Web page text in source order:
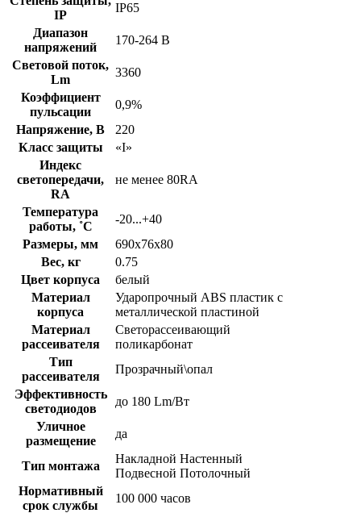
IP
IP65
Диапазон
напряжений
170-264 В
Световой поток,
Lm
3360
Коэффициент
пульсации
0,9%
Напряжение, В
220
Класс защиты
«I»
Индекс
светопередачи,
RA
не менее 80RA
Температура
работы, ˚С
-20...+40
Размеры, мм
690х76х80
Вес, кг
0.75
Цвет корпуса
белый
Материал
корпуса
Ударопрочный ABS пластик с
металлической пластиной
Материал
рассеивателя
Светорассеивающий
поликарбонат
Тип
рассеивателя
Прозрачный\опал
Эффективность
светодиодов
до 180 Lm/Вт
Уличное
размещение
да
Тип монтажа
Накладной Настенный
Подвесной Потолочный
Нормативный
срок службы
100 000 часов